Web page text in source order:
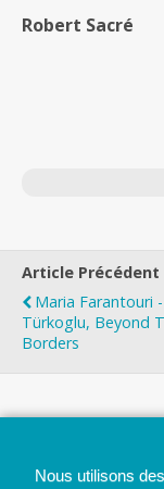
Robert Sacré
Article Précédent
Maria Farantouri
Türkoglu, Beyond
Borders
Nous utilisons